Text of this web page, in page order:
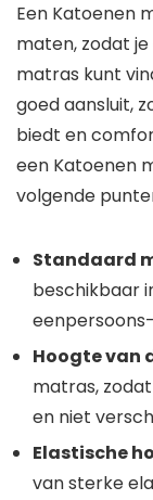
Een Katoenen
maten, zodat
matras kunt
goed aansluit,
biedt en
een Katoenen
volgende
Standaard
beschikbaar
Hoogte van
matras,
en niet
Elastische
van sterke